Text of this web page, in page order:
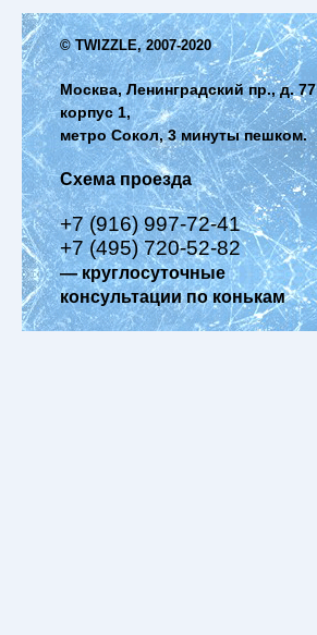
© TWIZZLE, 2007-2020
Москва, Ленинградский пр., д. 77
корпус 1,
метро Сокол, 3 минуты пешком.
Схема проезда
+7 (916) 997-72-41
+7 (495) 720-52-82
— круглосуточные
консультации по конькам